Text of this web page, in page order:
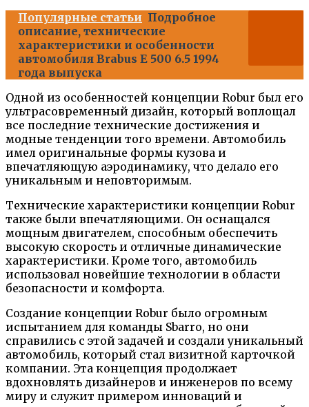
Популярные статьи Подробное
описание, технические
характеристики и особенности
автомобиля Brabus E 500 6.5 1994
года выпуска
Одной из особенностей концепции Robur был его
ультрасовременный дизайн, который воплощал
все последние технические достижения и
модные тенденции того времени. Автомобиль
имел оригинальные формы кузова и
впечатляющую аэродинамику, что делало его
уникальным и неповторимым.
Технические характеристики концепции Robur
также были впечатляющими. Он оснащался
мощным двигателем, способным обеспечить
высокую скорость и отличные динамические
характеристики. Кроме того, автомобиль
использовал новейшие технологии в области
безопасности и комфорта.
Создание концепции Robur было огромным
испытанием для команды Sbarro, но они
справились с этой задачей и создали уникальный
автомобиль, который стал визитной карточкой
компании. Эта концепция продолжает
вдохновлять дизайнеров и инженеров по всему
миру и служит примером инноваций и